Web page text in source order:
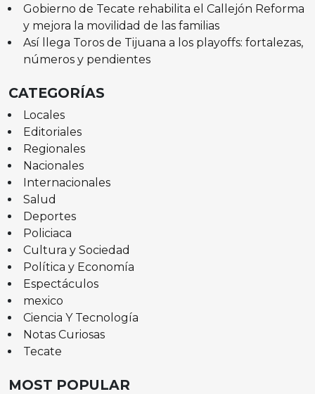
Gobierno de Tecate rehabilita el Callejón Reforma
y mejora la movilidad de las familias
Así llega Toros de Tijuana a los playoffs: fortalezas,
números y pendientes
CATEGORÍAS
Locales
Editoriales
Regionales
Nacionales
Internacionales
Salud
Deportes
Policiaca
Cultura y Sociedad
Política y Economía
Espectáculos
mexico
Ciencia Y Tecnología
Notas Curiosas
Tecate
MOST POPULAR